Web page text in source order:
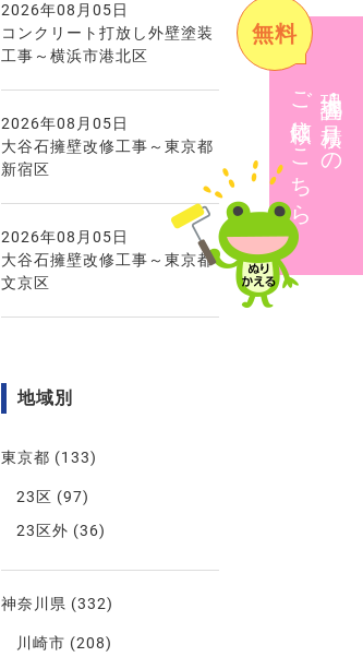
現地調査・見積りの
ご依頼はこちら
無料
2026年08月05日
コンクリート打放し外壁塗装
工事～横浜市港北区
2026年08月05日
大谷石擁壁改修工事～東京都
新宿区
2026年08月05日
大谷石擁壁改修工事～東京都
文京区
地域別
東京都 (133)
23区 (97)
23区外 (36)
神奈川県 (332)
川崎市 (208)